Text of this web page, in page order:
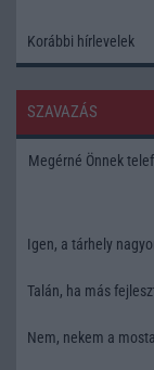
Korábbi hírlevelek
SZAVAZÁS
Megérné Önnek
Igen, a tárhely
Talán, ha más
Nem, nekem a